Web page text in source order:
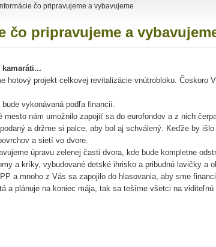
Informácie čo pripravujeme a vybavujeme
čo pripravujeme a
kamaráti...
hotový projekt celkovej revitalizácie vnútrobloku. Čoskoro
vykonávaná podľa financií.
mesto nám umožnilo zapojiť sa do eurofondov a z nich
a držme si palce, aby bol aj schválený. Keďže by
a sietí vo dvore.
úpravu zelenej časti dvora, kde bude kompletne
a kríky, vybudované detské ihrisko a pribudnú lavičky a
a mnoho z Vás sa zapojilo do hlasovania, aby sme
a plánuje na koniec mája, tak sa tešíme všetci na viditeľnú